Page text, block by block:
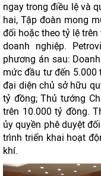
ngay trong điều lệ và
hai, Tập đoàn mong
đối hoặc theo tỷ lệ
doanh nghiệp.
phương án sau:
mức đầu tư đến 5.000
đại diện chủ sở hữu
tỷ đồng; Thủ tướng
trên 10.000 tỷ đồng.
ủy quyền phê duyệt
trình triển khai hoạt
khí.